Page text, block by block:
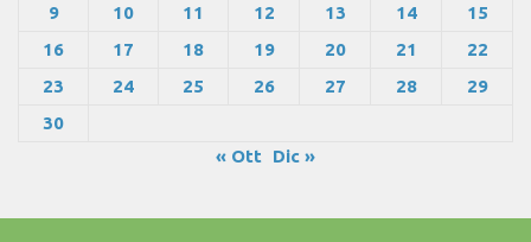
9
10 11 12 13 14
15
16
17 18 19 20 21
22
23
24 25 26 27 28
29
30
« Ott
Dic »